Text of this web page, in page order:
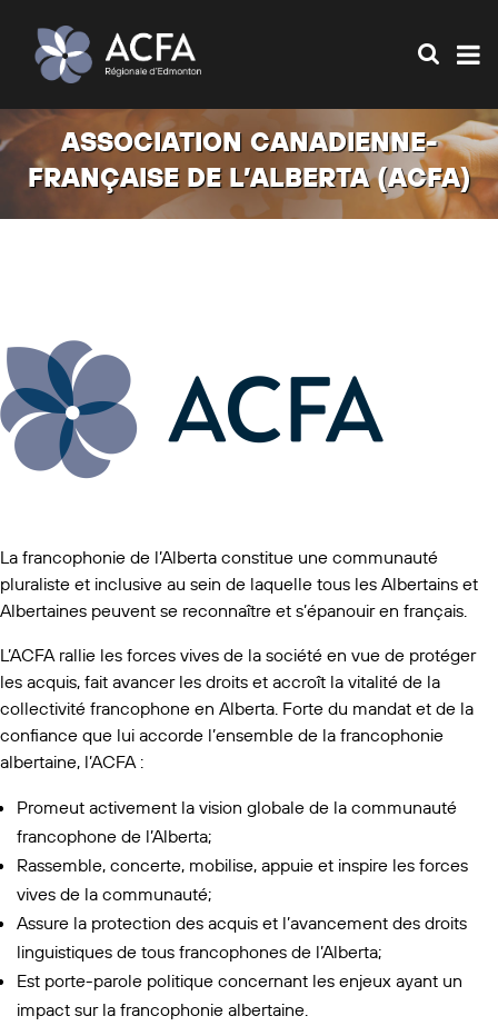
ASSOCIATION CANADIENNE-
FRANÇAISE DE L’ALBERTA (ACFA)
La francophonie de l’Alberta constitue une communauté
pluraliste et inclusive au sein de laquelle tous les Albertains et
Albertaines peuvent se reconnaître et s’épanouir en français.
L’ACFA rallie les forces vives de la société en vue de protéger
les acquis, fait avancer les droits et accroît la vitalité de la
collectivité francophone en Alberta. Forte du mandat et de la
confiance que lui accorde l’ensemble de la francophonie
albertaine, l’ACFA :
Promeut activement la vision globale de la communauté
francophone de l’Alberta;
Rassemble, concerte, mobilise, appuie et inspire les forces
vives de la communauté;
Assure la protection des acquis et l’avancement des droits
linguistiques de tous francophones de l’Alberta;
Est porte-parole politique concernant les enjeux ayant un
impact sur la francophonie albertaine.